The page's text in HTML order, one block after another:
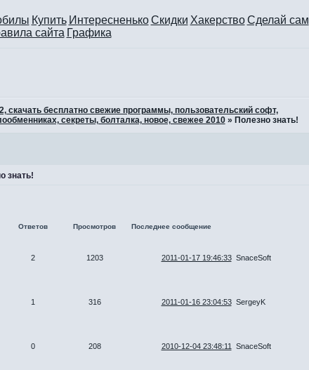
Купить Интересненько Скидки Хакерство Сделай сам
сайта Графика
скачать бесплатно свежие программы, пользовательский софт,
секреты, болталка, новое, свежее 2010 » Полезно знать!
знать!
Ответов Просмотров Последнее сообщение
2
1203 2011-01-17 19:46:33 SnaceSoft
1
316 2011-01-16 23:04:53 SergeyK
0
208 2010-12-04 23:48:11 SnaceSoft